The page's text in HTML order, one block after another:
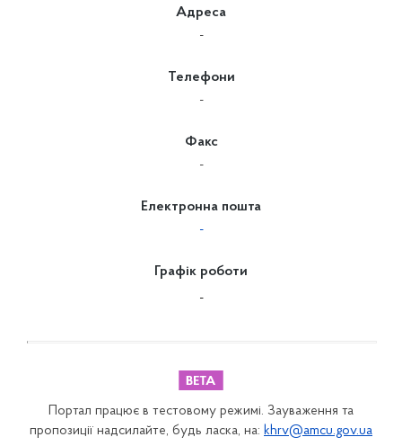
Адреса
-
Телефони
-
Факс
-
Електронна пошта
-
Графік роботи
-
Портал працює в тестовому режимі. Зауваження та
пропозиції надсилайте, будь ласка, на: khrv@amcu.gov.ua